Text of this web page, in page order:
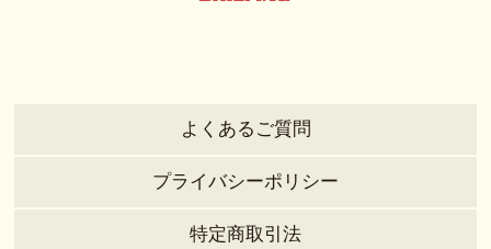
よくあるご質問
プライバシーポリシー
特定商取引法